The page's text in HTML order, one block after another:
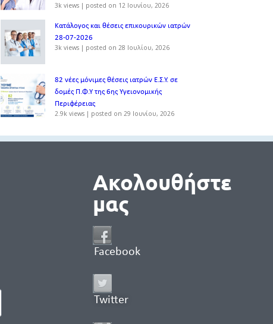
3k views | posted on 12 Ιουνίου, 2026
Κατάλογος και θέσεις επικουρικών ιατρών
28-07-2026
3k views | posted on 28 Ιουλίου, 2026
82 νέες μόνιμες θέσεις ιατρών Ε.Σ.Υ. σε
δομές Π.Φ.Υ της 6ης Υγειονομικής
Περιφέρειας
2.9k views | posted on 29 Ιουνίου, 2026
Ακολουθήστε
μας
Facebook
Twitter